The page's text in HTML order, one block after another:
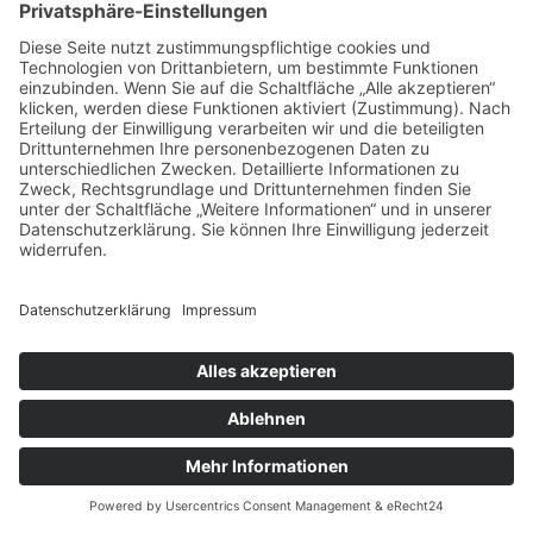
Liquid-Films GmbH
Tel.: 0171 569 58 65
E-Mail: mail@liquid-films.com
IMPRESSUM/DATENSCHUTZERKLÄRUNG
© 2026 Liquid Films. Alle Rechte vorbehalten.